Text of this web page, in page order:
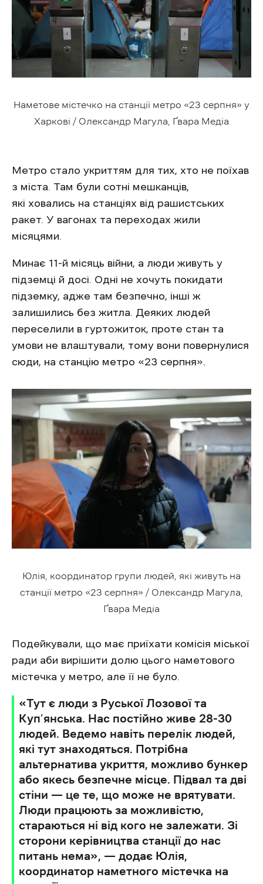
Наметове містечко на станції метро «23 серпня» у
Харкові / Олександр Магула, Ґвара Медіа
Метро стало укриттям для тих, хто не поїхав
з міста. Там були сотні мешканців,
які ховались на станціях від рашистських
ракет. У вагонах та переходах жили
місяцями.
Минає 11-й місяць війни, а люди живуть у
підземці й досі. Одні не хочуть покидати
підземку, адже там безпечно, інші ж
залишились без житла. Деяких людей
переселили в гуртожиток, проте стан та
умови не влаштували, тому вони повернулися
сюди, на станцію метро «23 серпня».
Юлія, координатор групи людей, які живуть на
станції метро «23 серпня» / Олександр Магула,
Ґвара Медіа
Подейкували, що має приїхати комісія міської
ради аби вирішити долю цього наметового
містечка у метро, але її не було.
«Тут є люди з Руської Лозової та
Куп’янська. Нас постійно живе 28-30
людей. Ведемо навіть перелік людей,
які тут знаходяться. Потрібна
альтернатива укриття, можливо бункер
або якесь безпечне місце. Підвал та дві
стіни — це те, що може не врятувати.
Люди працюють за можливістю,
стараються ні від кого не залежати. Зі
сторони керівництва станції до нас
питань нема», — додає Юлія,
координатор наметного містечка на